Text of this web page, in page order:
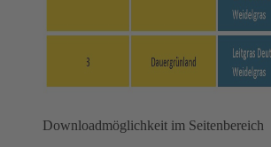
Downloadmöglichkeit im Seitenbereich